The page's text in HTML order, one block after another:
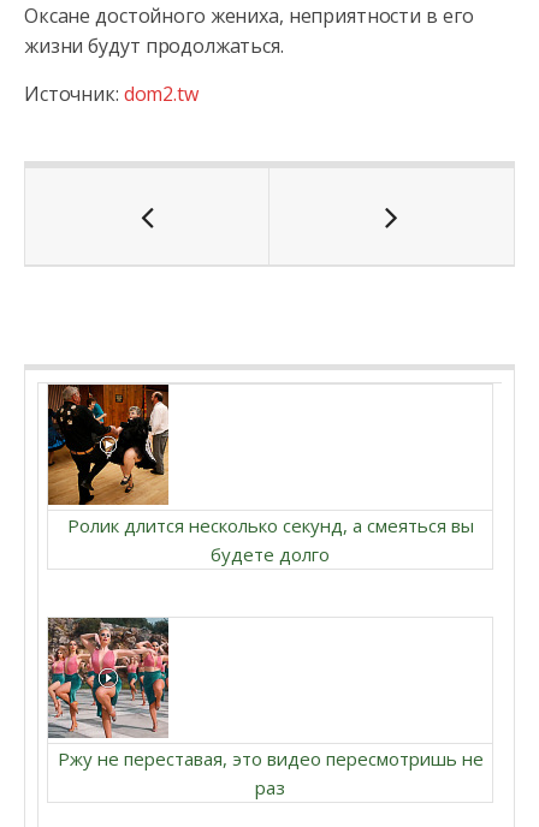
Оксане достойного жениха, неприятности в его
жизни будут продолжаться.
Источник: dom2.tw
Ролик длится несколько секунд, а смеяться вы
будете долго
Ржу не переставая, это видео пересмотришь не
раз